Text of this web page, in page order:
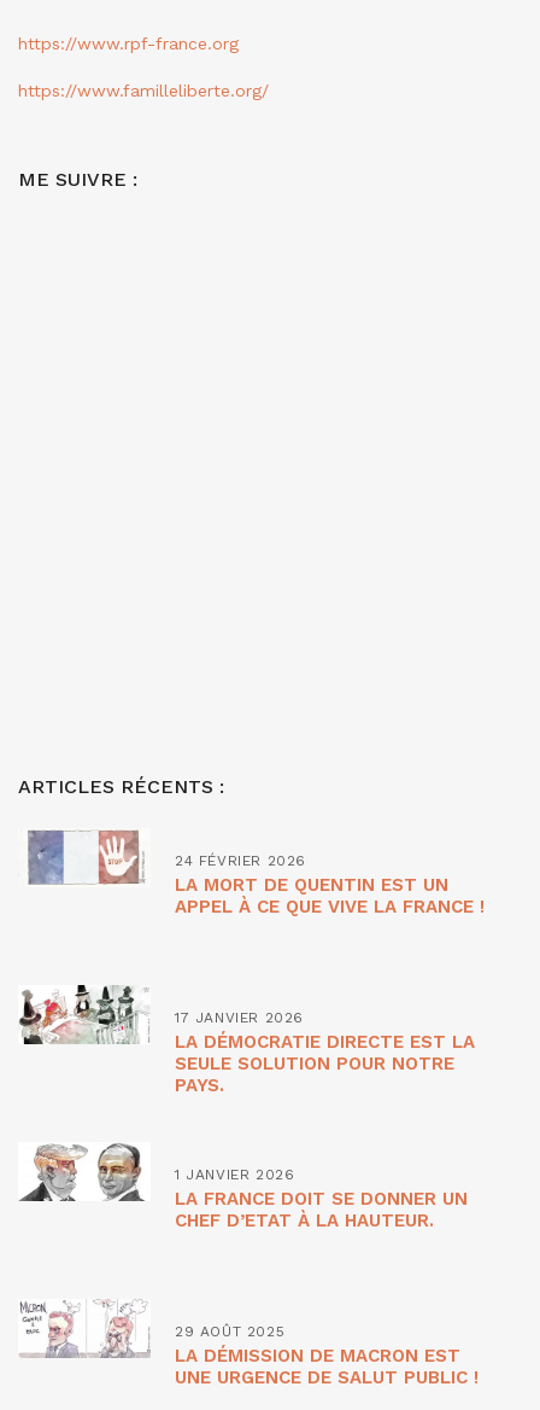
https://www.rpf-france.org
https://www.familleliberte.org/
ME SUIVRE :
ARTICLES RÉCENTS :
24 FÉVRIER 2026
LA MORT DE QUENTIN EST UN
APPEL À CE QUE VIVE LA FRANCE !
17 JANVIER 2026
LA DÉMOCRATIE DIRECTE EST LA
SEULE SOLUTION POUR NOTRE
PAYS.
1 JANVIER 2026
LA FRANCE DOIT SE DONNER UN
CHEF D’ETAT À LA HAUTEUR.
29 AOÛT 2025
LA DÉMISSION DE MACRON EST
UNE URGENCE DE SALUT PUBLIC !